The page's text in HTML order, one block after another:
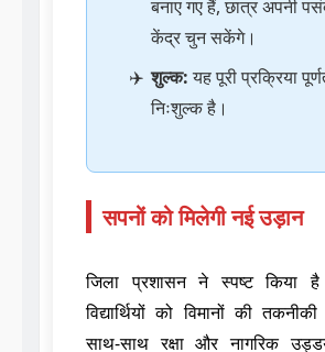
बनाए गए हैं, छात्र अपनी
केंद्र चुन सकेंगे।
शुल्क:यह पूरी प्रक्रिया
निःशुल्क है।
सपनों को मिलेगी नई उड़ान
जिला प्रशासन ने स्पष्ट किया
विद्यार्थियों को विमानों की
साथ-साथ रक्षा और नागरिक